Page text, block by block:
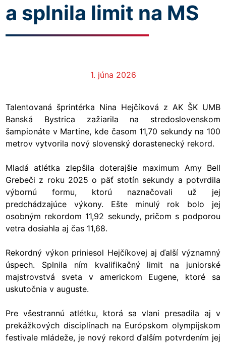
a splnila limit na MS
1. júna 2026
Talentovaná šprintérka Nina Hejčíková z AK ŠK UMB
Banská Bystrica zažiarila na stredoslovenskom
šampionáte v Martine, kde časom 11,70 sekundy na 100
metrov vytvorila nový slovenský dorastenecký rekord.
Mladá atlétka zlepšila doterajšie maximum Amy Bell
Grebeči z roku 2025 o päť stotín sekundy a potvrdila
výbornú formu, ktorú naznačovali už jej
predchádzajúce výkony. Ešte minulý rok bolo jej
osobným rekordom 11,92 sekundy, pričom s podporou
vetra dosiahla aj čas 11,68.
Rekordný výkon priniesol Hejčíkovej aj ďalší významný
úspech. Splnila ním kvalifikačný limit na juniorské
majstrovstvá sveta v americkom Eugene, ktoré sa
uskutočnia v auguste.
Pre všestrannú atlétku, ktorá sa vlani presadila aj v
prekážkových disciplínach na Európskom olympijskom
festivale mládeže, je nový rekord ďalším potvrdením jej